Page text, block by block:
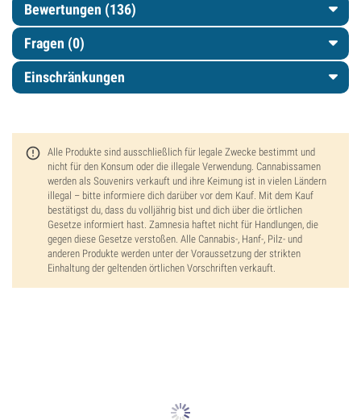
Bewertungen (136)
Fragen (0)
Einschränkungen
Alle Produkte sind ausschließlich für legale Zwecke bestimmt und
nicht für den Konsum oder die illegale Verwendung. Cannabissamen
werden als Souvenirs verkauft und ihre Keimung ist in vielen Ländern
illegal – bitte informiere dich darüber vor dem Kauf. Mit dem Kauf
bestätigst du, dass du volljährig bist und dich über die örtlichen
Gesetze informiert hast. Zamnesia haftet nicht für Handlungen, die
gegen diese Gesetze verstoßen. Alle Cannabis-, Hanf-, Pilz- und
anderen Produkte werden unter der Voraussetzung der strikten
Einhaltung der geltenden örtlichen Vorschriften verkauft.